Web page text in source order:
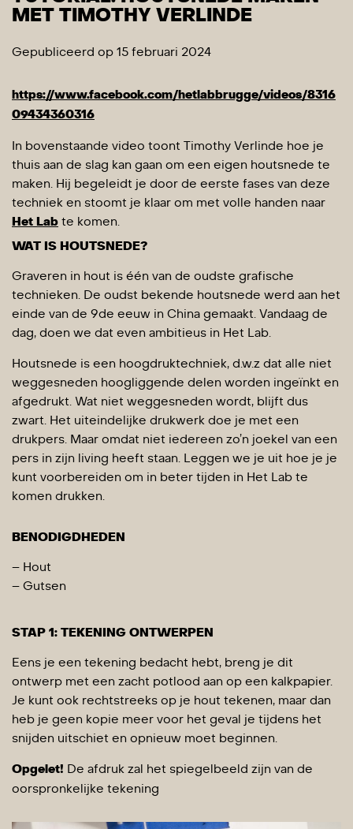
MET TIMOTHY VERLINDE
Gepubliceerd op 15 februari 2024
https://www.facebook.com/hetlabbrugge/videos/8316
09434360316
In bovenstaande video toont Timothy Verlinde hoe je
thuis aan de slag kan gaan om een eigen houtsnede te
maken. Hij begeleidt je door de eerste fases van deze
techniek en stoomt je klaar om met volle handen naar
Het Lab te komen.
WAT IS HOUTSNEDE?
Graveren in hout is één van de oudste grafische
technieken. De oudst bekende houtsnede werd aan het
einde van de 9de eeuw in China gemaakt. Vandaag de
dag, doen we dat even ambitieus in Het Lab.
Houtsnede is een hoogdruktechniek, d.w.z dat alle niet
weggesneden hoogliggende delen worden ingeïnkt en
afgedrukt. Wat niet weggesneden wordt, blijft dus
zwart. Het uiteindelijke drukwerk doe je met een
drukpers. Maar omdat niet iedereen zo’n joekel van een
pers in zijn living heeft staan. Leggen we je uit hoe je je
kunt voorbereiden om in beter tijden in Het Lab te
komen drukken.
BENODIGDHEDEN
– Hout
– Gutsen
STAP 1: TEKENING ONTWERPEN
Eens je een tekening bedacht hebt, breng je dit
ontwerp met een zacht potlood aan op een kalkpapier.
Je kunt ook rechtstreeks op je hout tekenen, maar dan
heb je geen kopie meer voor het geval je tijdens het
snijden uitschiet en opnieuw moet beginnen.
Opgelet! De afdruk zal het spiegelbeeld zijn van de
oorspronkelijke tekening